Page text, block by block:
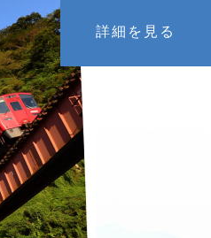
詳細を見る